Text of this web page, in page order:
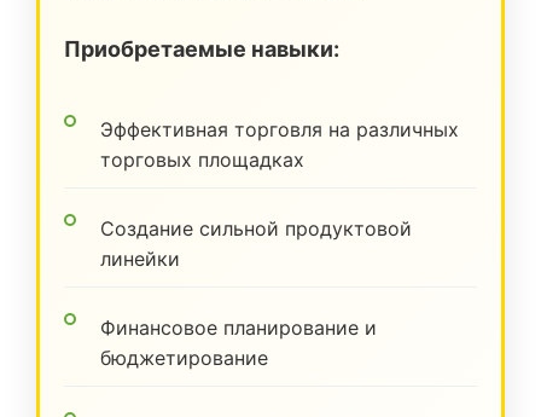
Приобретаемые навыки:
Эффективная торговля на различных
торговых площадках
Создание сильной продуктовой
линейки
Финансовое планирование и
бюджетирование